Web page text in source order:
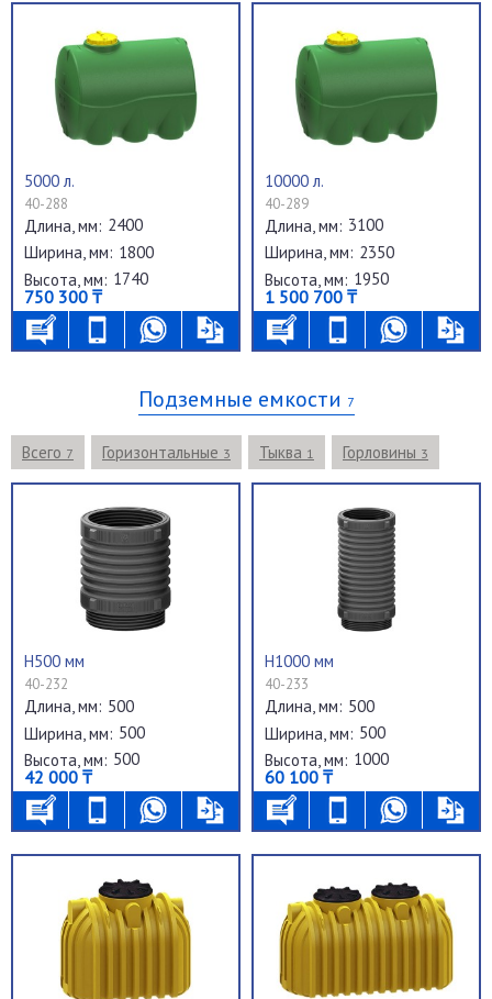
5000 л.
40-288
Длина, мм: 2400
Ширина, мм: 1800
Высота, мм: 1740
750 300 ₸
10000 л.
40-289
Длина, мм: 3100
Ширина, мм: 2350
Высота, мм: 1950
1 500 700 ₸
Подземные емкости 7
Всего 7 Горизонтальные 3 Тыква 1 Горловины 3
H500 мм
40-232
Длина, мм: 500
Ширина, мм: 500
Высота, мм: 500
42 000 ₸
H1000 мм
40-233
Длина, мм: 500
Ширина, мм: 500
Высота, мм: 1000
60 100 ₸